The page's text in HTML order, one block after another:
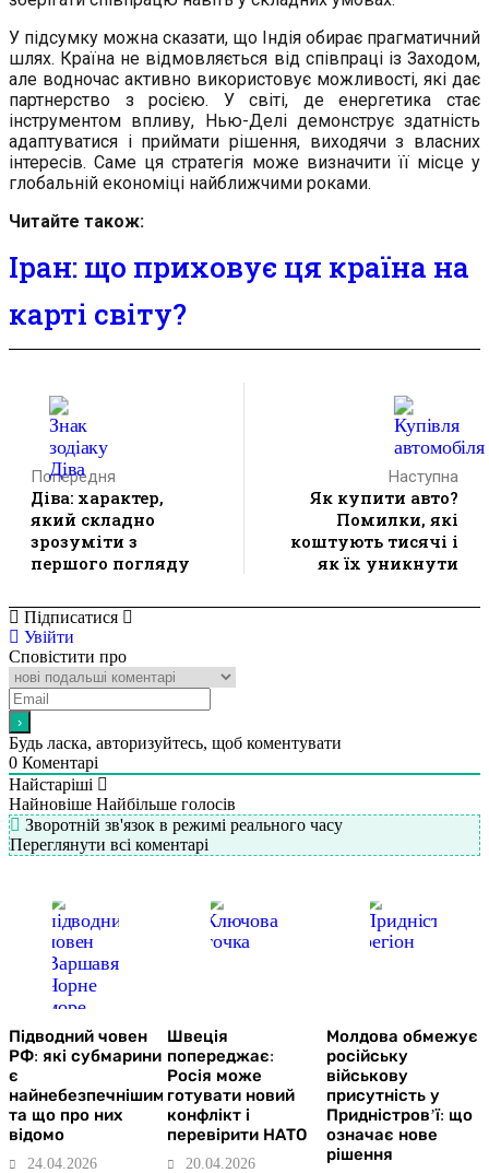
У підсумку можна сказати, що Індія обирає прагматичний
шлях. Країна не відмовляється від співпраці із Заходом,
але водночас активно використовує можливості, які дає
партнерство з росією. У світі, де енергетика стає
інструментом впливу, Нью-Делі демонструє здатність
адаптуватися і приймати рішення, виходячи з власних
інтересів. Саме ця стратегія може визначити її місце у
глобальній економіці найближчими роками.
Читайте також:
Іран: що приховує ця країна на
карті світу?
Попередня
Діва: характер,
який складно
зрозуміти з
першого погляду
Наступна
Як купити авто?
Помилки, які
коштують тисячі і
як їх уникнути
Підписатися
Увійти
Сповістити про
Будь ласка, авторизуйтесь, щоб коментувати
0 Коментарі
Найстаріші
Найновіше Найбільше голосів
Зворотній зв'язок в режимі реального часу
Переглянути всі коментарі
Підводний човен
РФ: які субмарини
є
найнебезпечнішими
та що про них
відомо
24.04.2026
Швеція
попереджає:
Росія може
готувати новий
конфлікт і
перевірити НАТО
20.04.2026
Молдова обмежує
російську
військову
присутність у
Придністров’ї: що
означає нове
рішення